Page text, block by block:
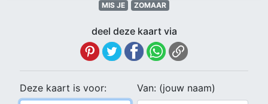
MIS JE ZOMAAR
deel deze kaart via
Deze kaart is voor: Van: (jouw naam)